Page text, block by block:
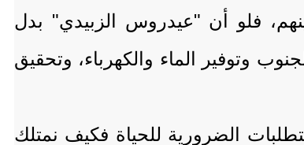
فلو أن "عيدروس الزبيدي" بدل
وتوفير الماء والكهرباء، وتحقيق
الضرورية للحياة فكيف نمتلك